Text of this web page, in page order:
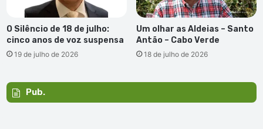
O Silêncio de 18 de julho:
cinco anos de voz suspensa
19 de julho de 2026
Um olhar as Aldeias – Santo
Antão – Cabo Verde
18 de julho de 2026
Pub.